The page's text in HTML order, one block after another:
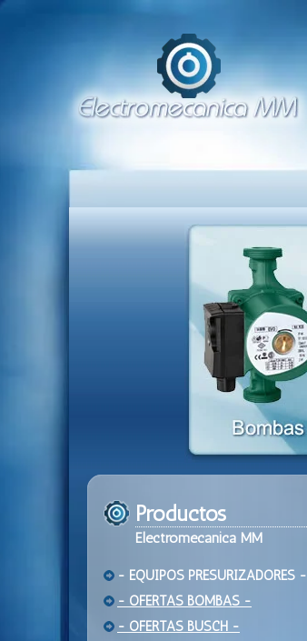
Productos
Electromecanica MM
- EQUIPOS PRESURIZADORES -
- OFERTAS BOMBAS -
- OFERTAS BUSCH -